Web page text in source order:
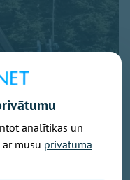
analītikas un
mūsu privātuma